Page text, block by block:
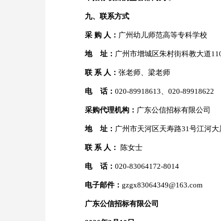
九、 联系方式
采 购 人： 广州幼儿师范高等专科学校
地 址： 广州市增城区朱村街科教大道
联 系 人： 张老师、梁老师
电 话： 020-89918613、020-89918622
采购代理机构： 广东公信招标有限公司
地 址： 广州市天河区天寿路31号江河大
联 系 人： 陈女士
电 话： 020-83064172-8014
电子邮件： gzgx83064349@163.com
广东公信招标有限公司